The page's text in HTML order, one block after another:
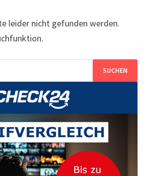
leider nicht gefunden werden.